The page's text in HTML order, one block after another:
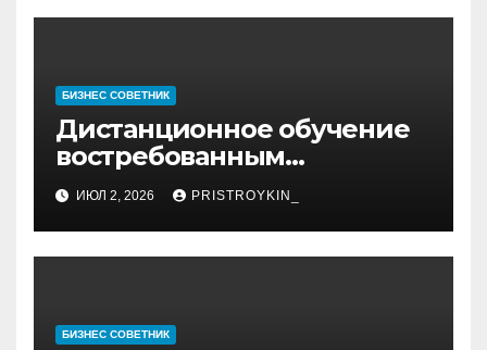
БИЗНЕС СОВЕТНИК
Дистанционное обучение
востребованным
профессиям
ИЮЛ 2, 2026 PRISTROYKIN_
БИЗНЕС СОВЕТНИК